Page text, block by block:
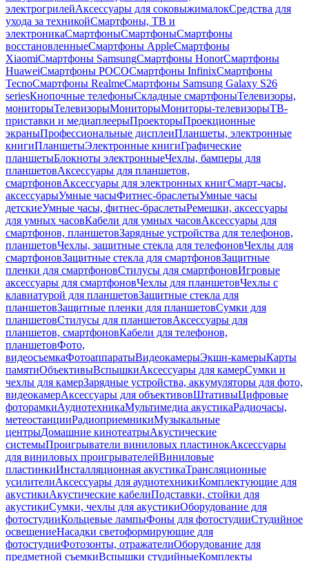
электрогрилейАксессуары для соковыжималокСредства для
ухода за техникойСмартфоны, ТВ и
электроникаСмартфоныСмартфоныСмартфоны
восстановленныеСмартфоны AppleСмартфоны
XiaomiСмартфоны SamsungСмартфоны HonorСмартфоны
HuaweiСмартфоны POCOСмартфоны InfinixСмартфоны
TecnoСмартфоны RealmeСмартфоны Samsung Galaxy S26
seriesКнопочные телефоныСкладные смартфоныТелевизоры,
мониторыТелевизорыМониторыМониторы-телевизорыТВ-
приставки и медиаплеерыПроекторыПроекционные
экраныПрофессиональные дисплеиПланшеты, электронные
книгиПланшетыЭлектронные книгиГрафические
планшетыБлокноты электронныеЧехлы, бамперы для
планшетовАксессуары для планшетов,
смартфоновАксессуары для электронных книгСмарт-часы,
аксессуарыУмные часыФитнес-браслетыУмные часы
детскиеУмные часы, фитнес-браслетыРемешки, аксессуары
для умных часовКабели для умных часовАксессуары для
смартфонов, планшетовЗарядные устройства для телефонов,
планшетовЧехлы, защитные стекла для телефоновЧехлы для
смартфоновЗащитные стекла для смартфоновЗащитные
пленки для смартфоновСтилусы для смартфоновИгровые
аксессуары для смартфоновЧехлы для планшетовЧехлы с
клавиатурой для планшетовЗащитные стекла для
планшетовЗащитные пленки для планшетовСумки для
планшетовСтилусы для планшетовАксессуары для
планшетов, смартфоновКабели для телефонов,
планшетовФото,
видеосъемкаФотоаппаратыВидеокамерыЭкшн-камерыКарты
памятиОбъективыВспышкиАксессуары для камерСумки и
чехлы для камерЗарядные устройства, аккумуляторы для фото,
видеокамерАксессуары для объективовШтативыЦифровые
фоторамкиАудиотехникаМультимедиа акустикаРадиочасы,
метеостанцииРадиоприемникиМузыкальные
центрыДомашние кинотеатрыАкустические
системыПроигрыватели виниловых пластинокАксессуары
для виниловых проигрывателейВиниловые
пластинкиИнсталляционная акустикаТрансляционные
усилителиАксессуары для аудиотехникиКомплектующие для
акустикиАкустические кабелиПодставки, стойки для
акустикиСумки, чехлы для акустикиОборудование для
фотостудииКольцевые лампыФоны для фотостудииСтудийное
освещениеНасадки светоформирующие для
фотостудииФотозонты, отражателиОборудование для
предметной съемкиВспышки студийныеКомплекты